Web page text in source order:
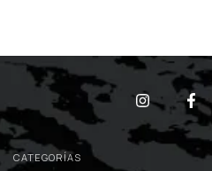
CATEGORÍAS